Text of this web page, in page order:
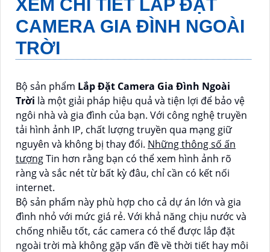
XEM CHI TIẾT LẮP ĐẶT
CAMERA GIA ĐÌNH NGOÀI
TRỜI
Bộ sản phẩm Lắp Đặt Camera Gia Đình Ngoài
Trời là một giải pháp hiệu quả và tiện lợi để bảo vệ
ngôi nhà và gia đình của bạn. Với công nghệ truyền
tải hình ảnh IP, chất lượng truyền qua mạng giữ
nguyên và không bị thay đổi. Những thông số ấn
tượngTin hơn rằng bạn có thể xem hình ảnh rõ
ràng và sắc nét từ bất kỳ đâu, chỉ cần có kết nối
internet.
Bộ sản phẩm này phù hợp cho cả dự án lớn và gia
đình nhỏ với mức giá rẻ. Với khả năng chịu nước và
chống nhiễu tốt, các camera có thể được lắp đặt
ngoài trời mà không gặp vấn đề về thời tiết hay môi